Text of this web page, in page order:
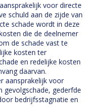
voor directe
schuld aan de zijde van
schade wordt in deze
die de deelnemer
de schade vast te
kosten ter
en redelijke kosten
daarvan.
aansprakelijk voor
gevolgschade, gederfde
bedrijfsstagnatie en